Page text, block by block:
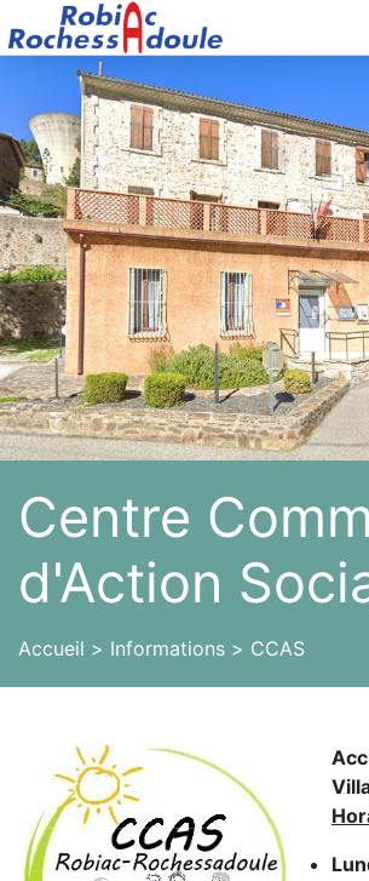
Centre
d'Action
Accueil Informations CCAS